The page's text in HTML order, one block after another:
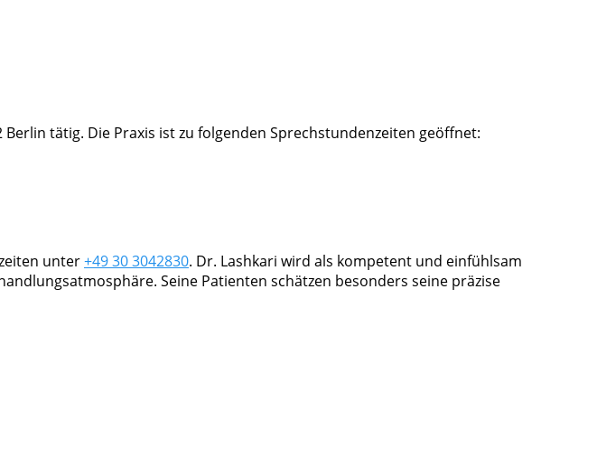
tätig. Die Praxis ist zu folgenden Sprechstundenzeiten geöffnet:
unter+49 30 3042830. Dr. Lashkari wird als kompetent und einfühlsam
Seine Patienten schätzen besonders seine präzise